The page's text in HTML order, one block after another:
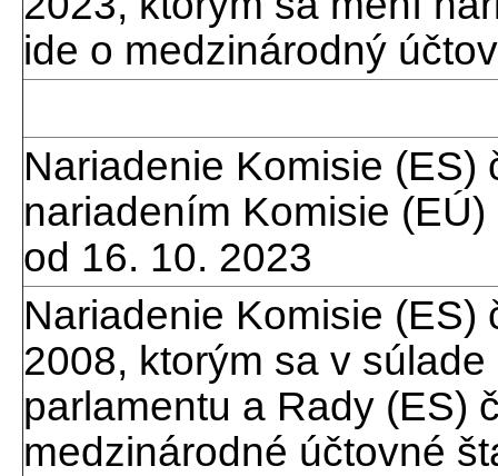
ide o medzinárodný
Nariadenie Komisie (ES)
nariadením Komisie
od 16. 10. 2023
Nariadenie Komisie (ES)
2008, ktorým sa v
parlamentu a Rady (ES)
medzinárodné účtovné